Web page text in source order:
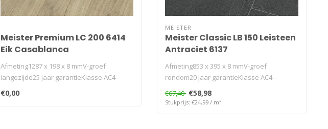
Meister Premium LC 200 6414
Eik Casablanca
Afmeting1287 x 198 x 8 mmV-groef
langezijde25 jaar garantieKlasse AC4 -
32geschi..
€0,00
MEISTER
Meister Classic LB 150 Leisteen
Antraciet 6137
Afmeting853 x 395 x 8 mmV-groef
rondom20 jaar garantieKlasse AC4 -
32geschikt vo..
€67,40 €58,98
Stukprijs: €24,99 / m²